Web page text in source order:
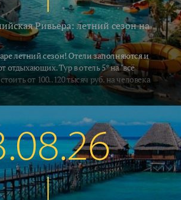
Ривьера: летний сезон на
летний сезон! Отели заполняются и
Тур в отель 5* на "всё
от 100..120 тысяч руб. на человека
перелёт и трансфер. Погода летняя -
прогревается до 33..35°C, а водичка в
и Сиде 26..28°C. В Кемере на
Поехали на отдых!